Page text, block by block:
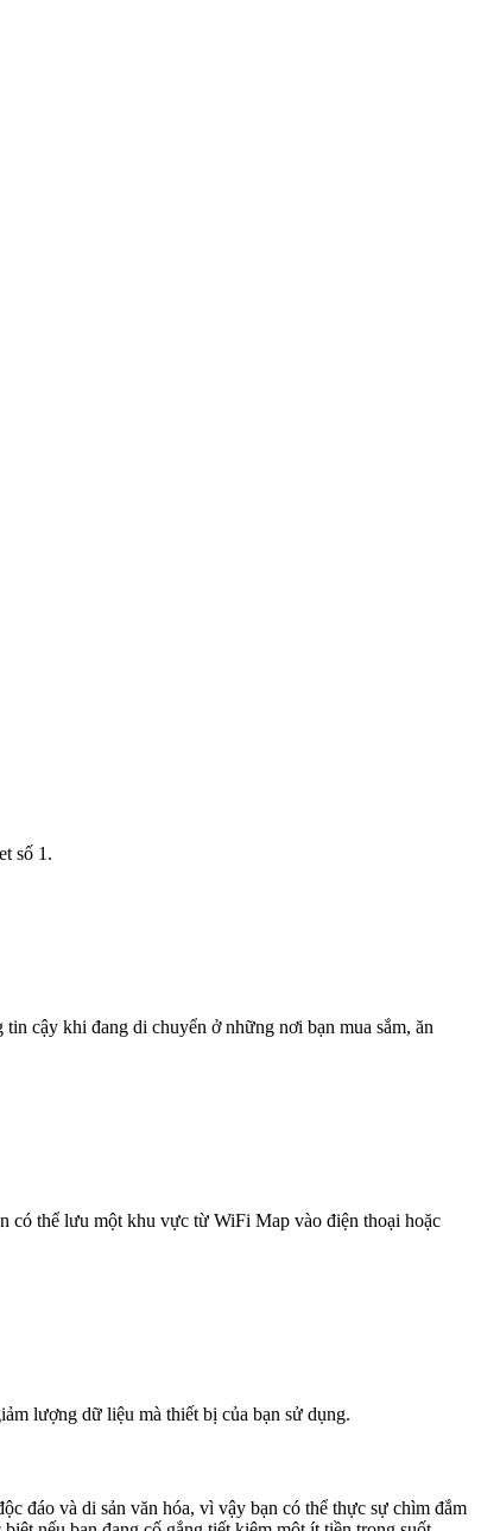
số 1.
cậy khi đang di chuyển ở những nơi bạn mua sắm, ăn
có thể lưu một khu vực từ WiFi Map vào điện thoại hoặc
lượng dữ liệu mà thiết bị của bạn sử dụng.
đáo và di sản văn hóa, vì vậy bạn có thể thực sự chìm đắm